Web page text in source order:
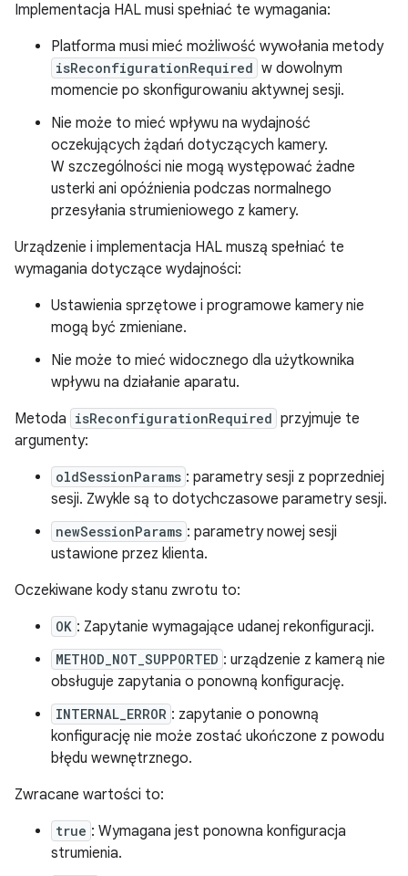
Implementacja HAL musi spełniać te wymagania:
Platforma musi mieć możliwość wywołania metody
isReconfigurationRequired w dowolnym
momencie po skonfigurowaniu aktywnej sesji.
Nie może to mieć wpływu na wydajność
oczekujących żądań dotyczących kamery.
W szczególności nie mogą występować żadne
usterki ani opóźnienia podczas normalnego
przesyłania strumieniowego z kamery.
Urządzenie i implementacja HAL muszą spełniać te
wymagania dotyczące wydajności:
Ustawienia sprzętowe i programowe kamery nie
mogą być zmieniane.
Nie może to mieć widocznego dla użytkownika
wpływu na działanie aparatu.
Metoda isReconfigurationRequired przyjmuje te
argumenty:
oldSessionParams : parametry sesji z poprzedniej
sesji. Zwykle są to dotychczasowe parametry sesji.
newSessionParams : parametry nowej sesji
ustawione przez klienta.
Oczekiwane kody stanu zwrotu to:
OK : Zapytanie wymagające udanej rekonfiguracji.
METHOD_NOT_SUPPORTED : urządzenie z kamerą nie
obsługuje zapytania o ponowną konfigurację.
INTERNAL_ERROR : zapytanie o ponowną
konfigurację nie może zostać ukończone z powodu
błędu wewnętrznego.
Zwracane wartości to:
true : Wymagana jest ponowna konfiguracja
strumienia.